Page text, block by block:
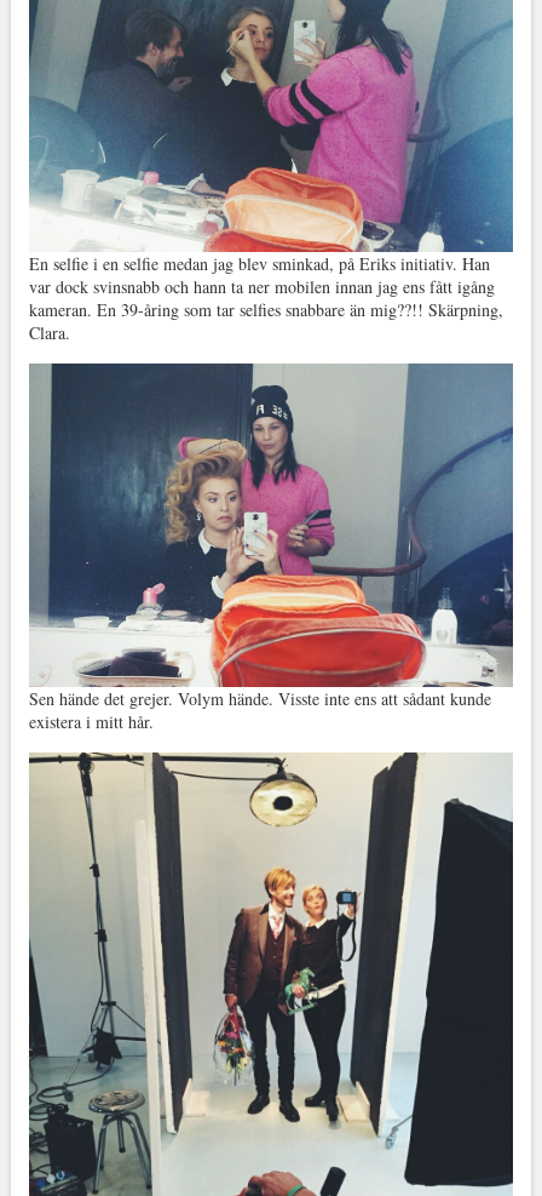
En selfie i en selfie medan jag blev sminkad, på Eriks initiativ. Han
var dock svinsnabb och hann ta ner mobilen innan jag ens fått igång
kameran. En 39-åring som tar selfies snabbare än mig??!! Skärpning,
Clara.
Sen hände det grejer. Volym hände. Visste inte ens att sådant kunde
existera i mitt hår.